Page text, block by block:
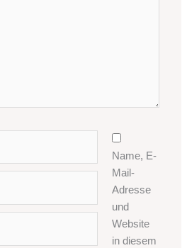
Name, E-
Mail-
Adresse
und
Website
in diesem